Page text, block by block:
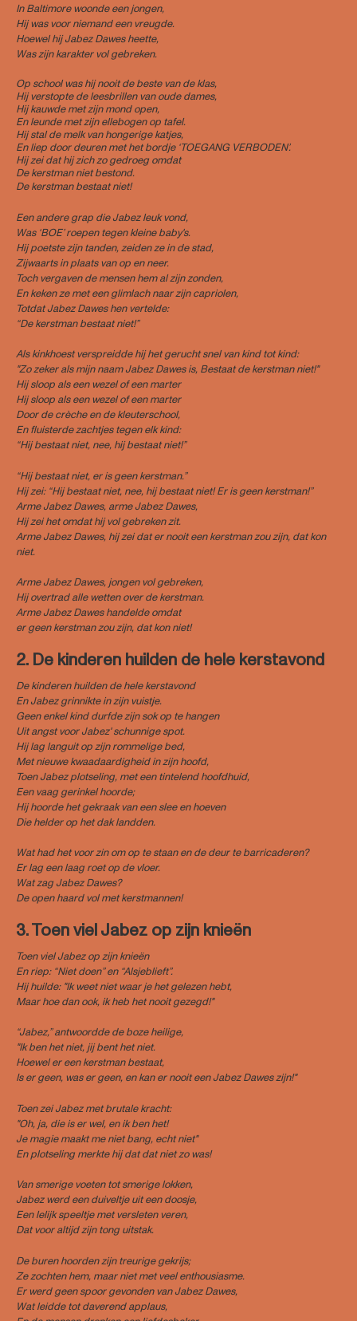
In Baltimore woonde een jongen,
Hij was voor niemand een vreugde.
Hoewel hij Jabez Dawes heette,
Was zijn karakter vol gebreken.
Op school was hij nooit de beste van de klas,
Hij verstopte de leesbrillen van oude dames,
Hij kauwde met zijn mond open,
En leunde met zijn ellebogen op tafel.
Hij stal de melk van hongerige katjes,
En liep door deuren met het bordje ‘TOEGANG VERBODEN’.
Hij zei dat hij zich zo gedroeg omdat
De kerstman niet bestond.
De kerstman bestaat niet!
Een andere grap die Jabez leuk vond,
Was ‘BOE’ roepen tegen kleine baby's.
Hij poetste zijn tanden, zeiden ze in de stad,
Zijwaarts in plaats van op en neer.
Toch vergaven de mensen hem al zijn zonden,
En keken ze met een glimlach naar zijn capriolen,
Totdat Jabez Dawes hen vertelde:
“De kerstman bestaat niet!”
Als kinkhoest verspreidde hij het gerucht snel van kind tot kind:
"Zo zeker als mijn naam Jabez Dawes is, Bestaat de kerstman niet!"
Hij sloop als een wezel of een marter
Hij sloop als een wezel of een marter
Door de crèche en de kleuterschool,
En fluisterde zachtjes tegen elk kind:
“Hij bestaat niet, nee, hij bestaat niet!”
“Hij bestaat niet, er is geen kerstman.”
Hij zei: “Hij bestaat niet, nee, hij bestaat niet! Er is geen kerstman!”
Arme Jabez Dawes, arme Jabez Dawes,
Hij zei het omdat hij vol gebreken zit.
Arme Jabez Dawes, hij zei dat er nooit een kerstman zou zijn, dat kon
niet.
Arme Jabez Dawes, jongen vol gebreken,
Hij overtrad alle wetten over de kerstman.
Arme Jabez Dawes handelde omdat
er geen kerstman zou zijn, dat kon niet!
2. De kinderen huilden de hele kerstavond
De kinderen huilden de hele kerstavond
En Jabez grinnikte in zijn vuistje.
Geen enkel kind durfde zijn sok op te hangen
Uit angst voor Jabez' schunnige spot.
Hij lag languit op zijn rommelige bed,
Met nieuwe kwaadaardigheid in zijn hoofd,
Toen Jabez plotseling, met een tintelend hoofdhuid,
Een vaag gerinkel hoorde;
Hij hoorde het gekraak van een slee en hoeven
Die helder op het dak landden.
Wat had het voor zin om op te staan en de deur te barricaderen?
Er lag een laag roet op de vloer.
Wat zag Jabez Dawes?
De open haard vol met kerstmannen!
3. Toen viel Jabez op zijn knieën
Toen viel Jabez op zijn knieën
En riep: “Niet doen” en “Alsjeblieft”.
Hij huilde: "Ik weet niet waar je het gelezen hebt,
Maar hoe dan ook, ik heb het nooit gezegd!"
“Jabez,” antwoordde de boze heilige,
"Ik ben het niet, jij bent het niet.
Hoewel er een kerstman bestaat,
Is er geen, was er geen, en kan er nooit een Jabez Dawes zijn!"
Toen zei Jabez met brutale kracht:
"Oh, ja, die is er wel, en ik ben het!
Je magie maakt me niet bang, echt niet"
En plotseling merkte hij dat dat niet zo was!
Van smerige voeten tot smerige lokken,
Jabez werd een duiveltje uit een doosje,
Een lelijk speeltje met versleten veren,
Dat voor altijd zijn tong uitstak.
De buren hoorden zijn treurige gekrijs;
Ze zochten hem, maar niet met veel enthousiasme.
Er werd geen spoor gevonden van Jabez Dawes,
Wat leidde tot daverend applaus,